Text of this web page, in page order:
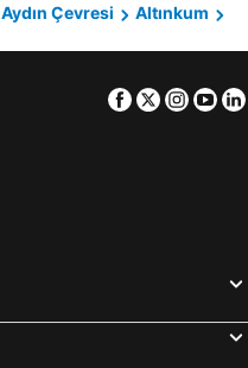
Aydın Çevresi
Altınkum
Facebook
Twitter